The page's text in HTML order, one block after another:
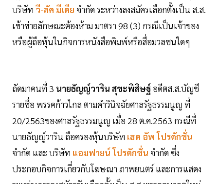
บริษัท วี-ลัค มีเดีย จำกัด ระหว่างลงสมัครเลือกตั้งเป็น ส.ส.
เข้าข่ายลักษณะต้องห้าม มาตรา 98 (3) กรณีเป็นเจ้าของ
หรือผู้ถือหุ้นในกิจการหนังสือพิมพ์หรือสื่อมวลชนใดๆ
ถัดมาคนที่ 3 นายธัญญ์วาริน สุขะพิสิษฐ์ อดีตส.ส.บัญชี
รายชื่อ พรรคก้าวไกล ตามคำวินิจฉัยศาลรัฐธรรมนูญ ที่
20/2563ของศาลรัฐธรรมนูญ เมื่อ 28 ต.ค.2563 กรณีที่
นายธัญญ์วาริน ถือครองหุ้นบริษัท เฮด อัพ โปรดักชั่น
จำกัด และ บริษัท แอมฟายน์ โปรดักชั่น จำกัด ซึ่ง
ประกอบกิจการเกี่ยวกับโฆษณา ภาพยนตร์ และการแสดง